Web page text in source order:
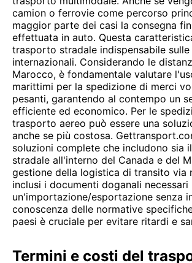
camion o ferrovie come percorso
maggior parte dei casi la consegna
effettuata in auto. Questa
trasporto stradale indispensabile
internazionali. Considerando le
Marocco, è fondamentale valutare
marittimi per la spedizione di merci
pesanti, garantendo al contempo un
efficiente ed economico. Per le
trasporto aereo può essere una
anche se più costosa.
soluzioni complete che includono sia
stradale all'interno del Canada e del
gestione della logistica di transito via
inclusi i documenti doganali necessari
un'importazione/esportazione senza
conoscenza delle normative
paesi è cruciale per evitare ritardi e
Termini e costi del